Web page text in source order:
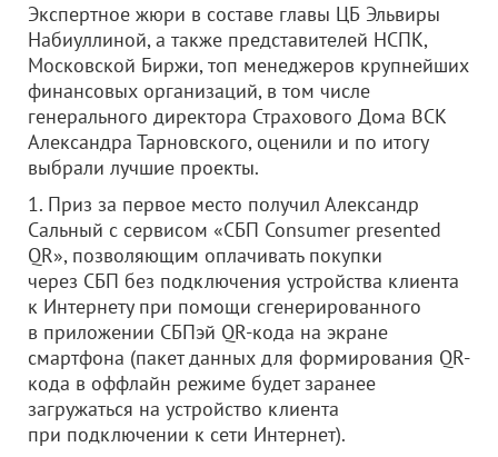
Экспертное жюри в составе главы ЦБ Эльвиры
Набиуллиной, а также представителей НСПК,
Московской Биржи, топ менеджеров крупнейших
финансовых организаций, в том числе
генерального директора Страхового Дома ВСК
Александра Тарновского, оценили и по итогу
выбрали лучшие проекты.
1. Приз за первое место получил Александр
Сальный с сервисом «СБП Consumer presented
QR», позволяющим оплачивать покупки
через СБП без подключения устройства клиента
к Интернету при помощи сгенерированного
в приложении СБПэй QR-кода на экране
смартфона (пакет данных для формирования QR-
кода в оффлайн режиме будет заранее
загружаться на устройство клиента
при подключении к сети Интернет).